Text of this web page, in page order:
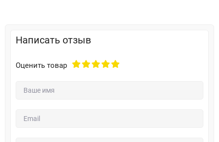
Написать отзыв
Оценить товар